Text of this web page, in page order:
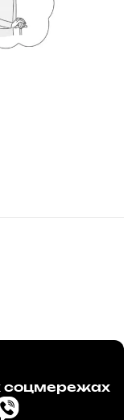
соцмережах